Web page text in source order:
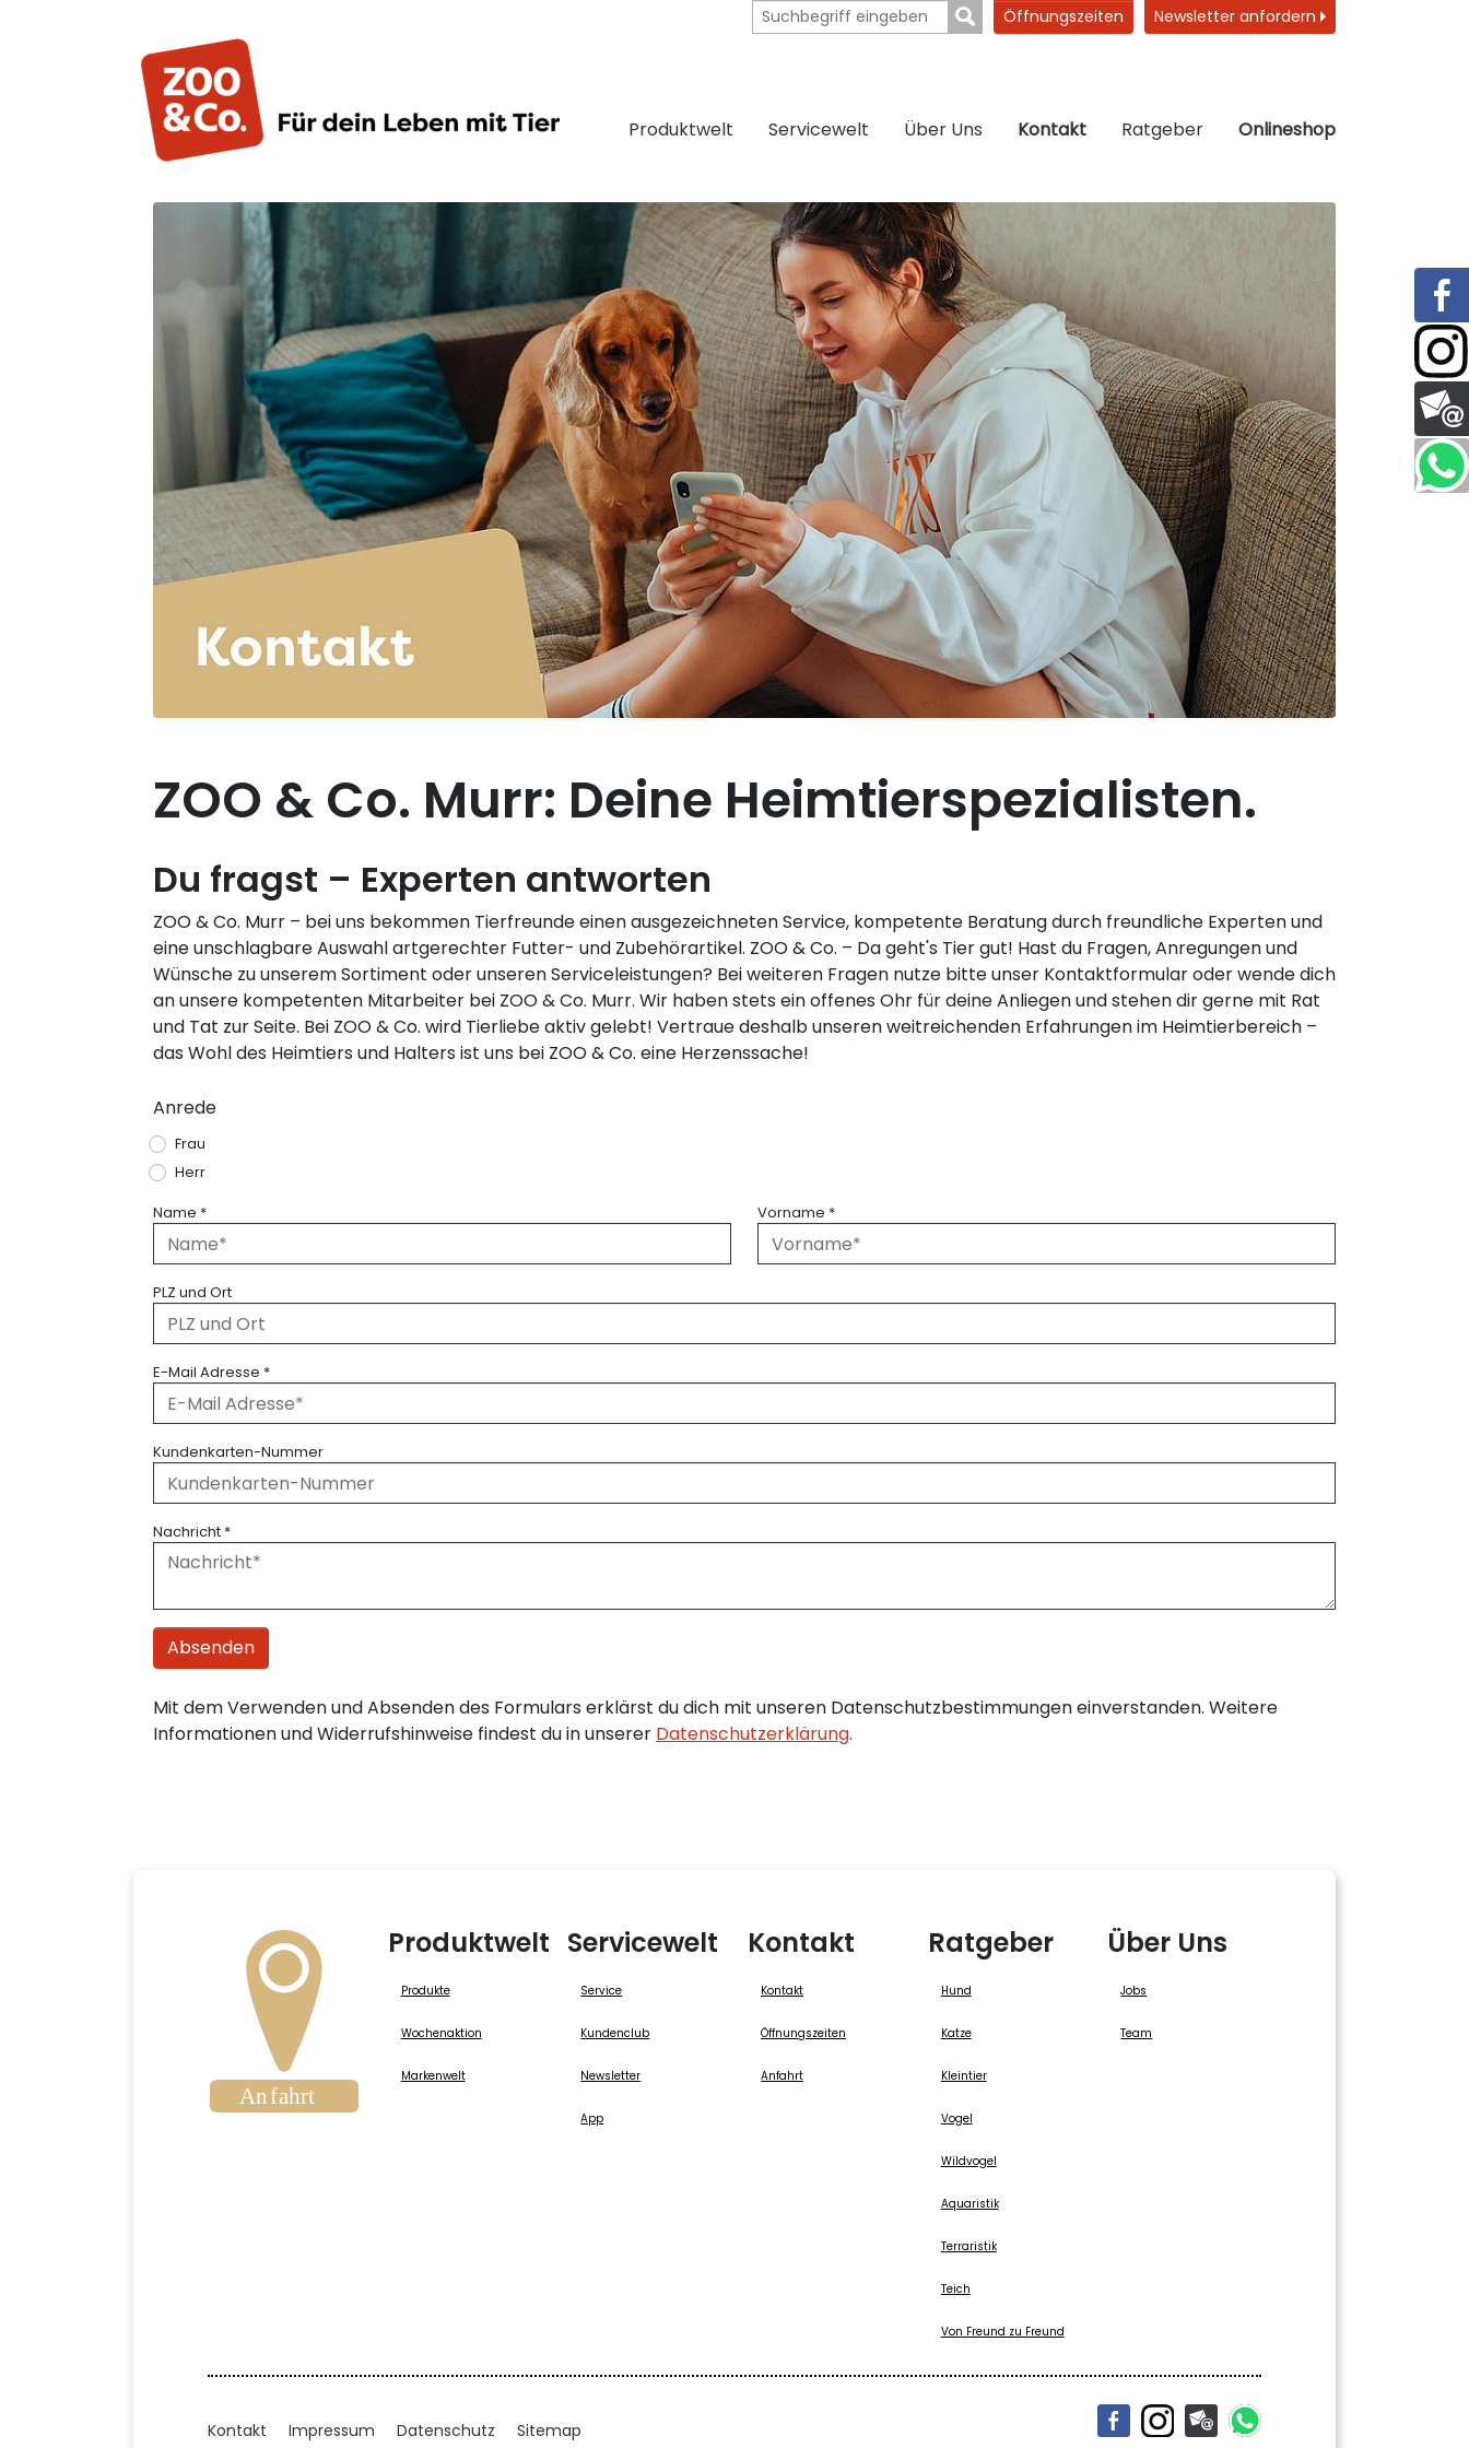
Öffnungszeiten Newsletter anfordern
Produktwelt Servicewelt Über Uns Kontakt Ratgeber Onlineshop
ZOO & Co. Murr: Deine Heimtierspezialisten.
Du fragst – Experten antworten
ZOO & Co. Murr – bei uns bekommen Tierfreunde einen ausgezeichneten Service, kompetente Beratung durch freundliche Experten und
eine unschlagbare Auswahl artgerechter Futter- und Zubehörartikel. ZOO & Co. – Da geht's Tier gut! Hast du Fragen, Anregungen und
Wünsche zu unserem Sortiment oder unseren Serviceleistungen? Bei weiteren Fragen nutze bitte unser Kontaktformular oder wende dich
an unsere kompetenten Mitarbeiter bei ZOO & Co. Murr. Wir haben stets ein offenes Ohr für deine Anliegen und stehen dir gerne mit Rat
und Tat zur Seite. Bei ZOO & Co. wird Tierliebe aktiv gelebt! Vertraue deshalb unseren weitreichenden Erfahrungen im Heimtierbereich –
das Wohl des Heimtiers und Halters ist uns bei ZOO & Co. eine Herzenssache!
Anrede
Frau
Herr
Name * Vorname *
PLZ und Ort
E-Mail Adresse *
Kundenkarten-Nummer
Nachricht *
Absenden
Mit dem Verwenden und Absenden des Formulars erklärst du dich mit unseren Datenschutzbestimmungen einverstanden. Weitere
Informationen und Widerrufshinweise findest du in unserer Datenschutzerklärung.
Produktwelt
Produkte
Wochenaktion
Markenwelt
Servicewelt
Service
Kundenclub
Newsletter
App
Kontakt
Kontakt
Öffnungszeiten
Anfahrt
Ratgeber
Hund
Katze
Kleintier
Vogel
Wildvogel
Aquaristik
Terraristik
Teich
Von Freund zu Freund
Über Uns
Jobs
Team
Kontakt Impressum Datenschutz Sitemap